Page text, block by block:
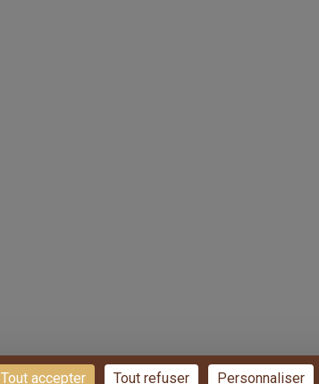
Tout accepter Tout refuser Personnaliser